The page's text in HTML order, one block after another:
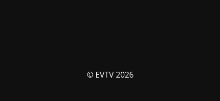
© EVTV 2026